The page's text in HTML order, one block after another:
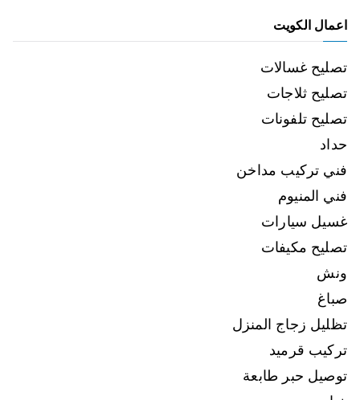
اعمال الكويت
تصليح غسالات
تصليح ثلاجات
تصليح تلفونات
حداد
فني تركيب مداخن
فني المنيوم
غسيل سيارات
تصليح مكيفات
ونش
صباغ
تظليل زجاج المنزل
تركيب قرميد
توصيل حبر طابعة